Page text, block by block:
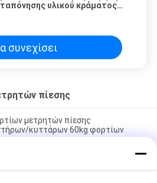
υλικού κράματος
συνεχίσει
πίεσης
μετρητών πίεσης
κυττάρων 60kg φορτίων
πίεσης χάλυβα κραμάτων για
5kg 10kg κλιμάκων γερανών